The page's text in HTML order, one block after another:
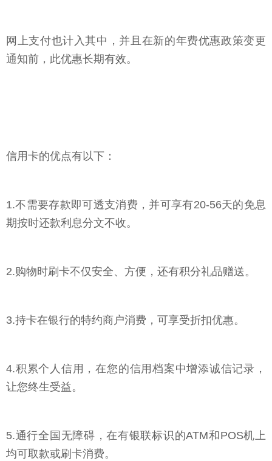
网上支付也计入其中，并且在新的年费优惠政策变更
通知前，此优惠长期有效。
信用卡的优点有以下：
1.不需要存款即可透支消费，并可享有20-56天的免息
期按时还款利息分文不收。
2.购物时刷卡不仅安全、方便，还有积分礼品赠送。
3.持卡在银行的特约商户消费，可享受折扣优惠。
4.积累个人信用，在您的信用档案中增添诚信记录，
让您终生受益。
5.通行全国无障碍，在有银联标识的ATM和POS机上
均可取款或刷卡消费。